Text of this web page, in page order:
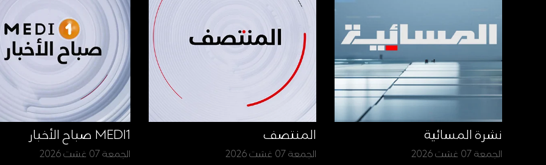
نشرة المسائية
الجمعة 07 غشت 2026
المنتصف
الجمعة 07 غشت 2026
MEDI1 صباح الأخبار
الجمعة 07 غشت 2026